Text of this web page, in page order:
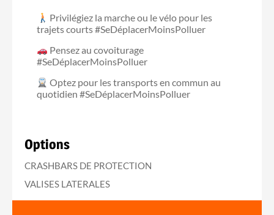
Privilégiez la marche ou le vélo pour les
trajets courts #SeDéplacerMoinsPolluer
Pensez au covoiturage
#SeDéplacerMoinsPolluer
Optez pour les transports en commun au
quotidien #SeDéplacerMoinsPolluer
Options
CRASHBARS DE PROTECTION
VALISES LATERALES